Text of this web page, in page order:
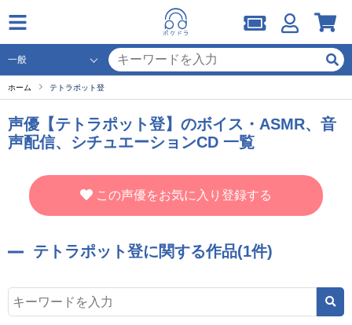
ホーム テトラポット登
声優【テトラポット登】のボイス・ASMR、音
声配信、シチュエーションCD 一覧
この声優をお気に入り登録する
テトラポット登に関する作品(1件)